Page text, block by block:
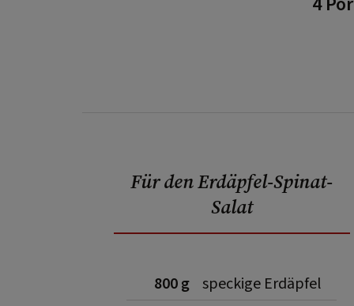
Für den Erdäpfel-Spinat-
Salat
800 g speckige Erdäpfel